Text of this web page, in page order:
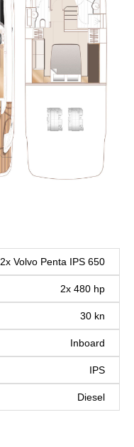
2x Volvo Penta IPS 650
2x 480 hp
30 kn
Inboard
IPS
Diesel